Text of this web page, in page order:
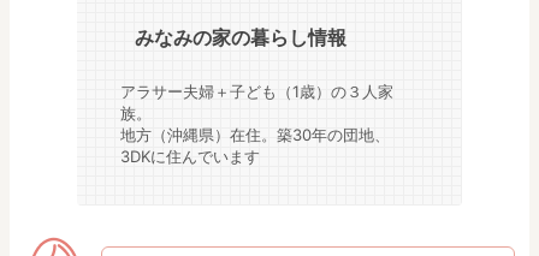
みなみの家の暮らし情報
アラサー夫婦＋子ども（1歳）の３人家
族。
地方（沖縄県）在住。築30年の団地、
3DKに住んでいます